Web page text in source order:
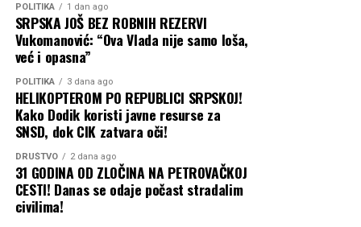
POLITIKA 1 dan ago
SRPSKA JOŠ BEZ ROBNIH REZERVI
Vukomanović: “Ova Vlada nije samo loša,
već i opasna”
POLITIKA 3 dana ago
HELIKOPTEROM PO REPUBLICI SRPSKOJ!
Kako Dodik koristi javne resurse za
SNSD, dok CIK zatvara oči!
DRUŠTVO 2 dana ago
31 GODINA OD ZLOČINA NA PETROVAČKOJ
CESTI! Danas se odaje počast stradalim
civilima!